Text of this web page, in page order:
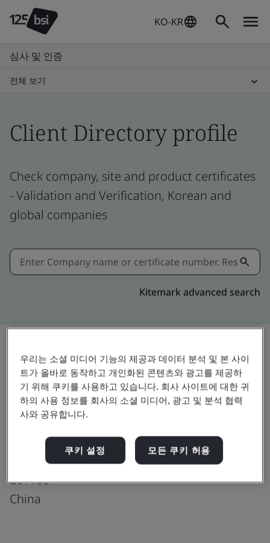
KO-KR
심사 및 인증
전체 보기
Client Directory profile
Check company, site and product certificates
- Validation and Verification, Korean and
global companies
Kitemark advanced search
공유: 업그레이드
Cabot (China) Limited
No. 558 Shuangbai Road
Minhang District
201108
China
우리는 소셜 미디어 기능의 제공과 데이터 분석 및 본 사이
트가 올바로 동작하고 개인화된 콘텐츠와 광고를 제공하
기 위해 쿠키를 사용하고 있습니다. 회사 사이트에 대한 귀
하의 사용 정보를 회사의 소셜 미디어, 광고 및 분석 협력
사와 공유합니다.
쿠키 설정 모든 쿠키 허용